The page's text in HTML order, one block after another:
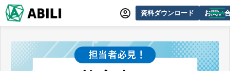
資料ダウンロード お問い
サービス一覧